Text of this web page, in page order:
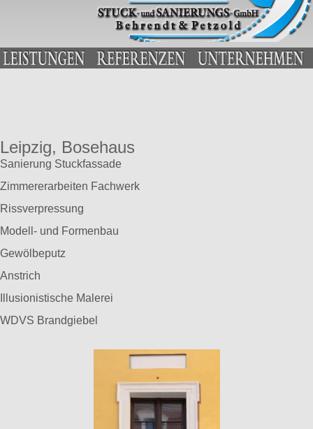
Leipzig, Bosehaus
Sanierung Stuckfassade
Zimmererarbeiten Fachwerk
Rissverpressung
Modell- und Formenbau
Gewölbeputz
Anstrich
Illusionistische Malerei
WDVS Brandgiebel